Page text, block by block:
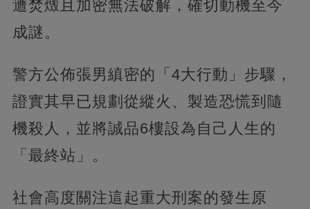
遭焚燬且加密無法破解，確切動機至今
成謎。
警方公佈張男縝密的「4大行動」步驟，
證實其早已規劃從縱火、製造恐慌到隨
機殺人，並將誠品6樓設為自己人生的
「最終站」。
社會高度關注這起重大刑案的發生原